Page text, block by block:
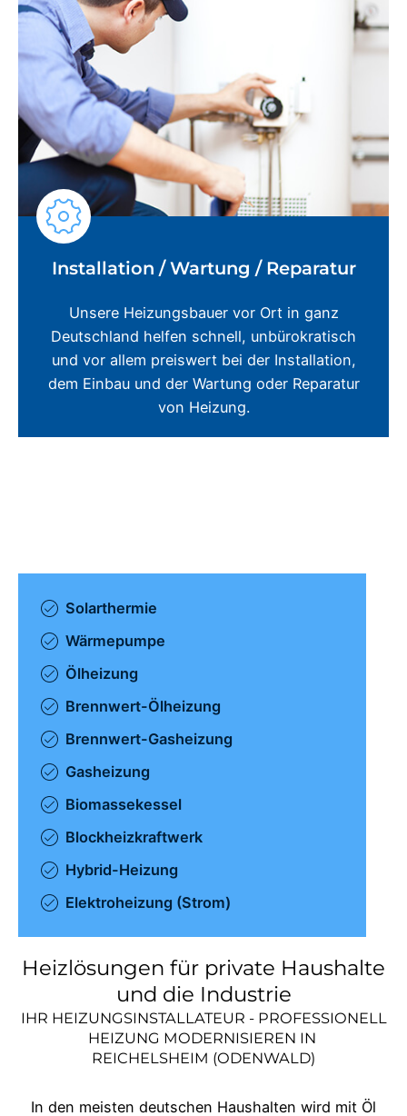
Installation / Wartung / Reparatur
Unsere Heizungsbauer vor Ort in ganz
Deutschland helfen schnell, unbürokratisch
und vor allem preiswert bei der Installation,
dem Einbau und der Wartung oder Reparatur
von Heizung.
Solarthermie
Wärmepumpe
Ölheizung
Brennwert-Ölheizung
Brennwert-Gasheizung
Gasheizung
Biomassekessel
Blockheizkraftwerk
Hybrid-Heizung
Elektroheizung (Strom)
Heizlösungen für private Haushalte
und die Industrie
IHR HEIZUNGSINSTALLATEUR - PROFESSIONELL
HEIZUNG MODERNISIEREN IN
REICHELSHEIM (ODENWALD)
In den meisten deutschen Haushalten wird mit Öl